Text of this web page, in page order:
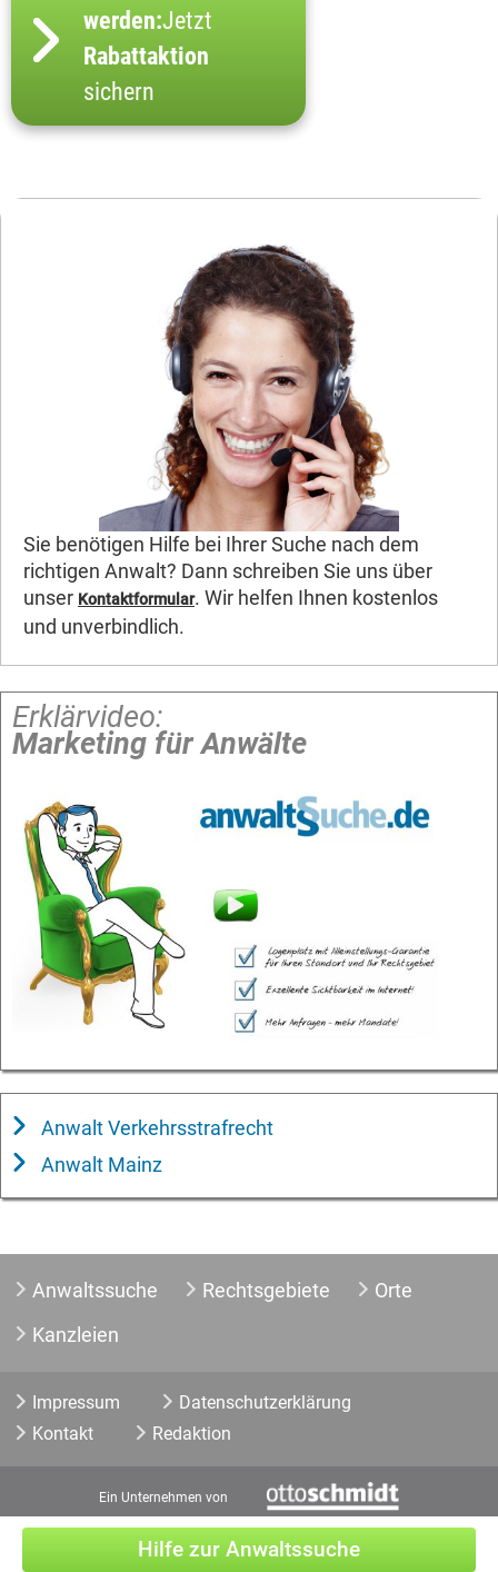
Hilfe zur Anwaltssuche
werden:Jetzt
Rabattaktion
sichern
Sie benötigen Hilfe bei Ihrer Suche nach dem
richtigen Anwalt? Dann schreiben Sie uns über
unser Kontaktformular. Wir helfen Ihnen kostenlos
und unverbindlich.
Erklärvideo:
Marketing für Anwälte
Anwalt Verkehrsstrafrecht
Anwalt Mainz
Anwaltssuche Rechtsgebiete
Orte
Kanzleien
Impressum
Datenschutzerklärung
Kontakt
Redaktion
Ein Unternehmen von